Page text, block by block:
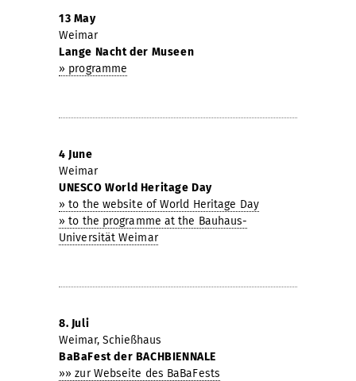
13 May
Weimar
Lange Nacht der Museen
» programme
4 June
Weimar
UNESCO World Heritage Day
» to the website of World Heritage Day
» to the programme at the Bauhaus-
Universität Weimar
8. Juli
Weimar, Schießhaus
BaBaFest der BACHBIENNALE
»» zur Webseite des BaBaFests